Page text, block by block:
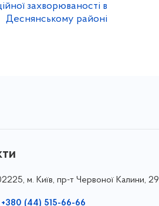
захворюваності в
Деснянському районі
м. Київ, пр-т Червоної Калини, 29
+380 (44) 515-66-66